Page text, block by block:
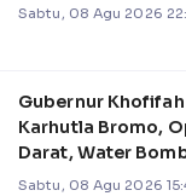
Sabtu, 08 Agu 2026
Gubernur
Karhutla Bromo,
Darat, Water
Sabtu, 08 Agu 2026